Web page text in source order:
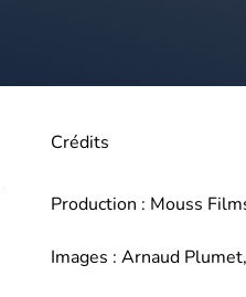
Crédits
Production : Mouss
Images : Arnaud